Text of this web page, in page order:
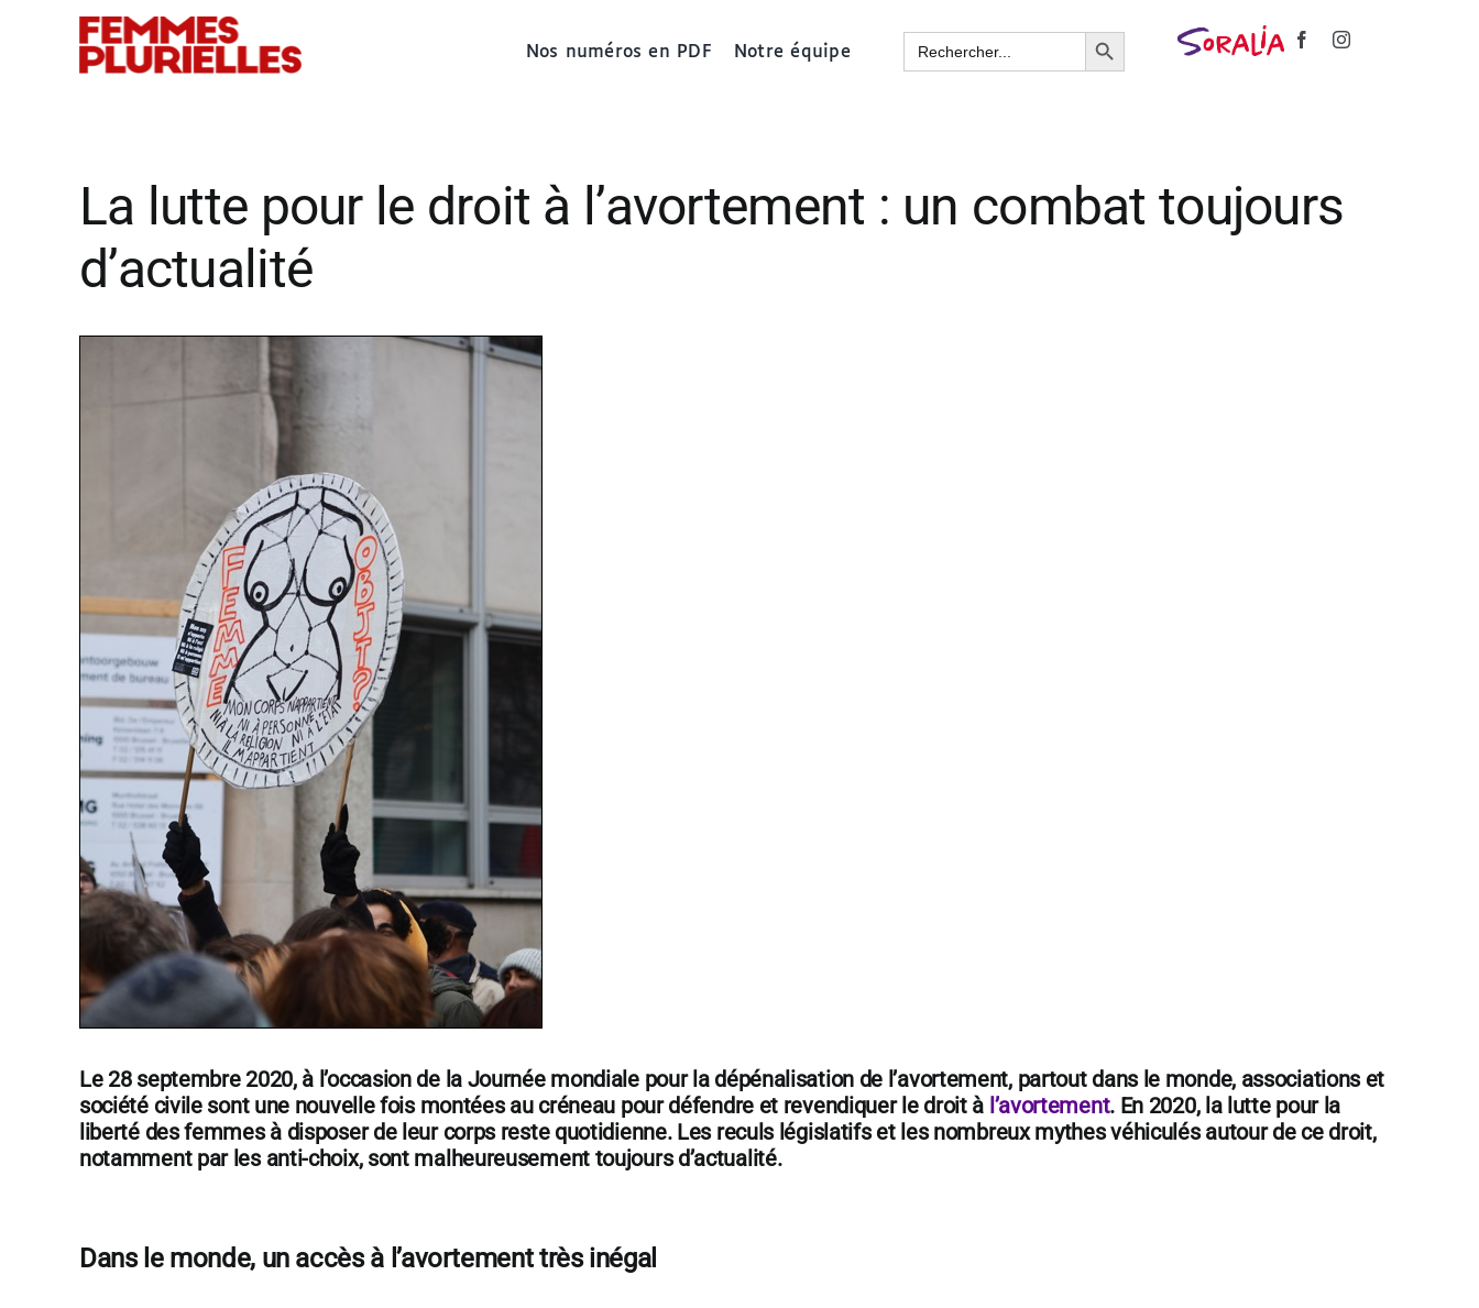
Nos numéros en PDF Notre équipe
Search
for:
Search Button
La lutte pour le droit à l’avortement : un combat toujours
d’actualité
Le 28 septembre 2020, à l’occasion de la Journée mondiale pour la dépénalisation de l’avortement, partout dans le monde, associations et
société civile sont une nouvelle fois montées au créneau pour défendre et revendiquer le droit à l’avortement. En 2020, la lutte pour la
liberté des femmes à disposer de leur corps reste quotidienne. Les reculs législatifs et les nombreux mythes véhiculés autour de ce droit,
notamment par les anti-choix, sont malheureusement toujours d’actualité.
Dans le monde, un accès à l’avortement très inégal